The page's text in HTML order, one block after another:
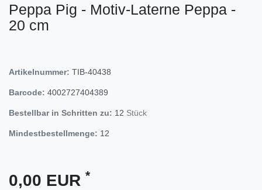
Peppa Pig - Motiv-Laterne Peppa -
20 cm
Artikelnummer: TIB-40438
Barcode: 4002727404389
Bestellbar in Schritten zu: 12 Stück
Mindestbestellmenge: 12
0,00 EUR *